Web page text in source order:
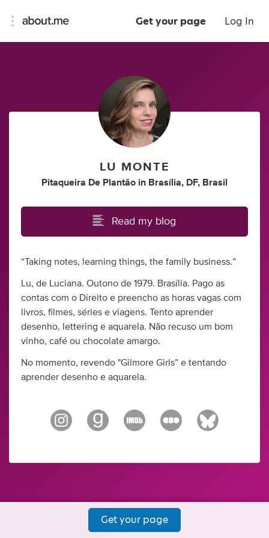
Get your page Log In
LU MONTE
Pitaqueira De Plantão in Brasília, DF, Brasil
Read my blog
“Taking notes, learning things, the family business.”
Lu, de Luciana. Outono de 1979. Brasília. Pago as
contas com o Direito e preencho as horas vagas com
livros, filmes, séries e viagens. Tento aprender
desenho, lettering e aquarela. Não recuso um bom
vinho, café ou chocolate amargo.
No momento, revendo "Gilmore Girls” e tentando
aprender desenho e aquarela.
Get your page